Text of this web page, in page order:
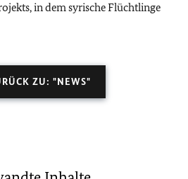
in dem syrische Flüchtlinge
ZU: "NEWS"